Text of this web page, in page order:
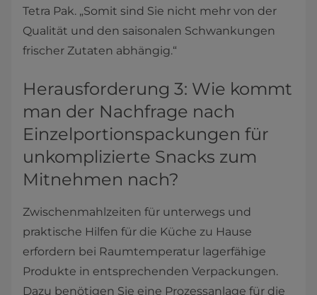
Tetra Pak. „Somit sind Sie nicht mehr von der
Qualität und den saisonalen Schwankungen
frischer Zutaten abhängig.“
Herausforderung 3: Wie kommt
man der Nachfrage nach
Einzelportionspackungen für
unkomplizierte Snacks zum
Mitnehmen nach?
Zwischenmahlzeiten für unterwegs und
praktische Hilfen für die Küche zu Hause
erfordern bei Raumtemperatur lagerfähige
Produkte in entsprechenden Verpackungen.
Dazu benötigen Sie eine Prozessanlage für die